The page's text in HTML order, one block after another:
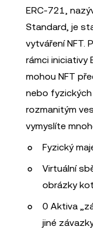
ERC-721,
Standard, je
vytváření NFT.
rámci iniciativy
mohou NFT
nebo fyzických
rozmanitým
vymyslíte
Fyzický
Virtuální
obrázky
0 Aktiva
jiné